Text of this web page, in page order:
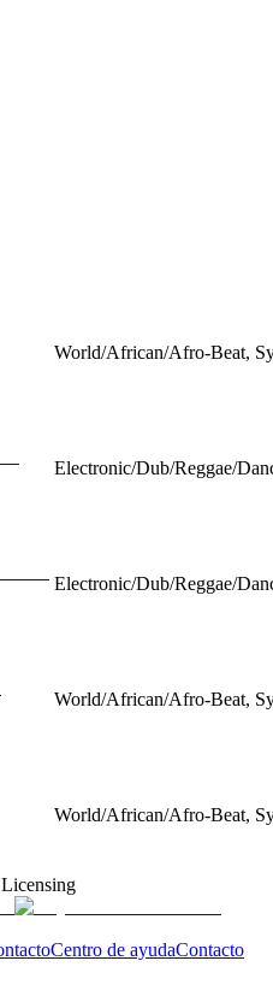
World/African/Afro-Beat,
Electronic/Dub/Reggae/
Electronic/Dub/Reggae/
World/African/Afro-Beat,
World/African/Afro-Beat,
Centro de ayudaContacto